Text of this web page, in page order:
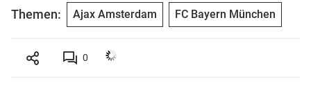
Themen: Ajax Amsterdam FC Bayern München
0